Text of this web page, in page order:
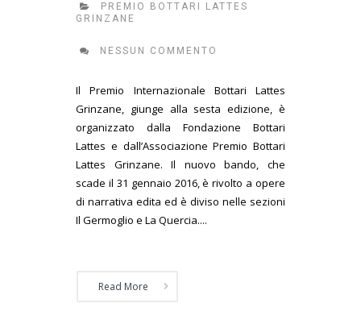
PREMIO BOTTARI LATTES
GRINZANE
NESSUN COMMENTO
Il Premio Internazionale Bottari Lattes
Grinzane, giunge alla sesta edizione, è
organizzato dalla Fondazione Bottari
Lattes e dall’Associazione Premio Bottari
Lattes Grinzane. Il nuovo bando, che
scade il 31 gennaio 2016, è rivolto a opere
di narrativa edita ed è diviso nelle sezioni
Il Germoglio e La Quercia....
Read More